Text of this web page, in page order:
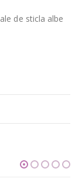
de sticla albe